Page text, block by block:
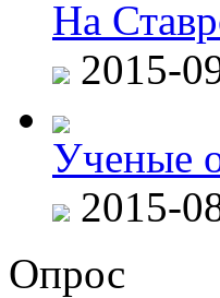
На
2015-
Ученые
2015-
Опрос